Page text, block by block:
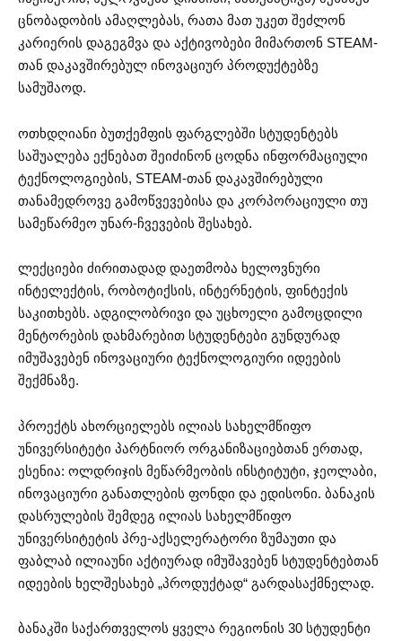
ცნობადობის ამაღლებას, რათა მათ უკეთ შეძლონ
კარიერის დაგეგმვა და აქტივობები მიმართონ STEAM-
თან დაკავშირებულ ინოვაციურ პროდუქტებზე
სამუშაოდ.
ოთხდღიანი ბუთქემფის ფარგლებში სტუდენტებს
საშუალება ექნებათ შეიძინონ ცოდნა ინფორმაციული
ტექნოლოგიების, STEAM-თან დაკავშირებული
თანამედროვე გამოწვევებისა და კორპორაციული თუ
სამეწარმეო უნარ-ჩვევების შესახებ.
ლექციები ძირითადად დაეთმობა ხელოვნური
ინტელექტის, რობოტიქსის, ინტერნეტის, ფინტექის
საკითხებს. ადგილობრივი და უცხოელი გამოცდილი
მენტორების დახმარებით სტუდენტები გუნდურად
იმუშავებენ ინოვაციური ტექნოლოგიური იდეების
შექმნაზე.
პროექტს ახორციელებს ილიას სახელმწიფო
უნივერსიტეტი პარტნიორ ორგანიზაციებთან ერთად,
ესენია: ოლდრიჯის მეწარმეობის ინსტიტუტი, ჯეოლაბი,
ინოვაციური განათლების ფონდი და ედისონი. ბანაკის
დასრულების შემდეგ ილიას სახელმწიფო
უნივერსიტეტის პრე-აქსელერატორი ზუმაუთი და
ფაბლაბ ილიაუნი აქტიურად იმუშავებენ სტუდენტებთან
იდეების ხელშესახებ „პროდუქტად“ გარდასაქმნელად.
ბანაკში საქართველოს ყველა რეგიონის 30 სტუდენტი